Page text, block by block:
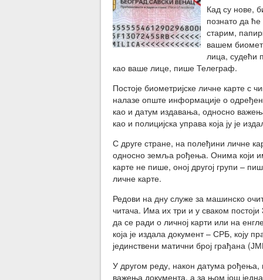
Кад су нове,
познато да
старим,
вашем
лица, судећи
као ваше лице, пише Телеграф.
Постоје биометријске личне карте с
налазе опште информације о
као и датум издавања, односно
као и полицијска управа која ју је
С друге стране, на полеђини личне
односно земља рођења. Онима који
карте не пише, оној другој групи –
личне карте.
Редови на дну служе за машинско
читача. Има их три и у сваком
да се ради о личној карти или на
која је издала документ – СРБ, коју
јединствени матични број грађана
У другом реду, након датума рођења,
важења документа, а за њом још